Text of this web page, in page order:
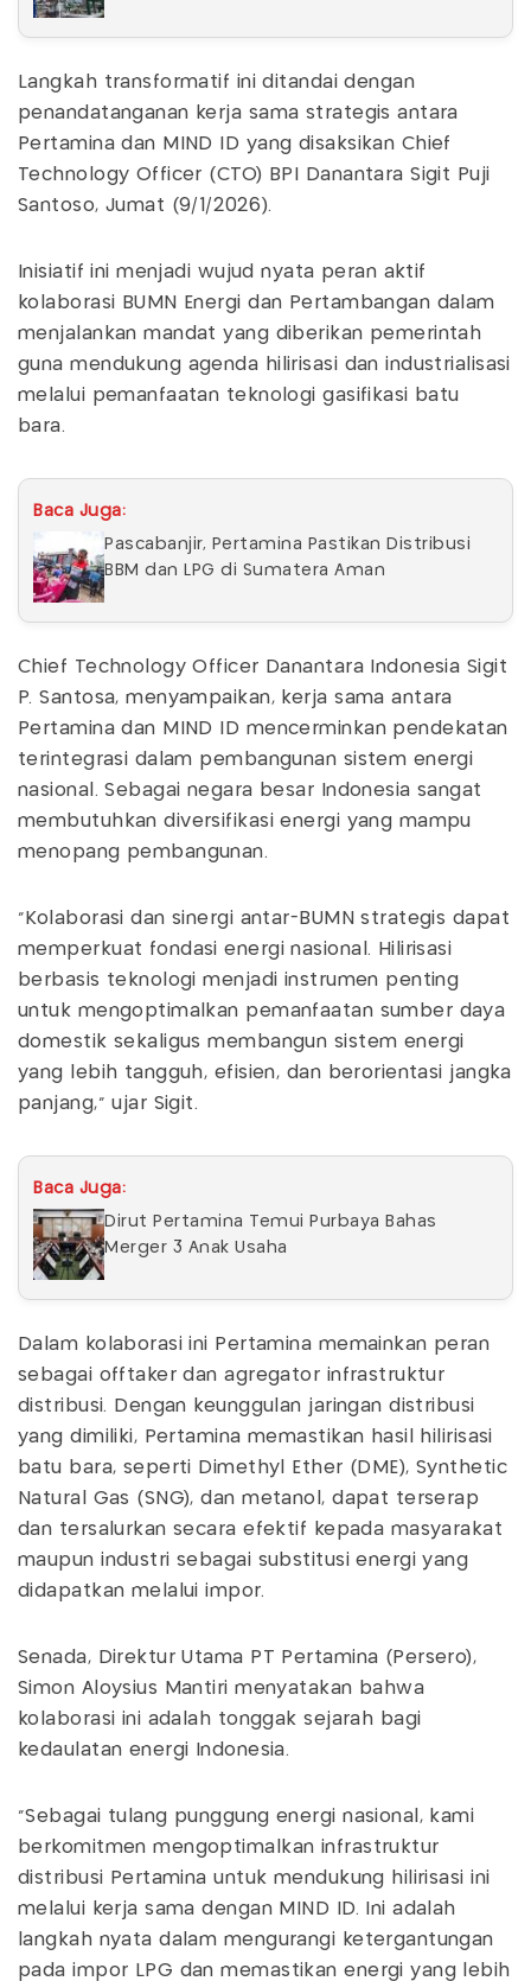
Langkah transformatif ini ditandai dengan
penandatanganan kerja sama strategis antara
Pertamina dan MIND ID yang disaksikan Chief
Technology Officer (CTO) BPI Danantara Sigit Puji
Santoso, Jumat (9/1/2026).
Inisiatif ini menjadi wujud nyata peran aktif
kolaborasi BUMN Energi dan Pertambangan dalam
menjalankan mandat yang diberikan pemerintah
guna mendukung agenda hilirisasi dan industrialisasi
melalui pemanfaatan teknologi gasifikasi batu
bara.
Baca Juga:
Pascabanjir, Pertamina Pastikan Distribusi
BBM dan LPG di Sumatera Aman
Chief Technology Officer Danantara Indonesia Sigit
P. Santosa, menyampaikan, kerja sama antara
Pertamina dan MIND ID mencerminkan pendekatan
terintegrasi dalam pembangunan sistem energi
nasional. Sebagai negara besar Indonesia sangat
membutuhkan diversifikasi energi yang mampu
menopang pembangunan.
"Kolaborasi dan sinergi antar-BUMN strategis dapat
memperkuat fondasi energi nasional. Hilirisasi
berbasis teknologi menjadi instrumen penting
untuk mengoptimalkan pemanfaatan sumber daya
domestik sekaligus membangun sistem energi
yang lebih tangguh, efisien, dan berorientasi jangka
panjang," ujar Sigit.
Baca Juga:
Dirut Pertamina Temui Purbaya Bahas
Merger 3 Anak Usaha
Dalam kolaborasi ini Pertamina memainkan peran
sebagai offtaker dan agregator infrastruktur
distribusi. Dengan keunggulan jaringan distribusi
yang dimiliki, Pertamina memastikan hasil hilirisasi
batu bara, seperti Dimethyl Ether (DME), Synthetic
Natural Gas (SNG), dan metanol, dapat terserap
dan tersalurkan secara efektif kepada masyarakat
maupun industri sebagai substitusi energi yang
didapatkan melalui impor.
Senada, Direktur Utama PT Pertamina (Persero),
Simon Aloysius Mantiri menyatakan bahwa
kolaborasi ini adalah tonggak sejarah bagi
kedaulatan energi Indonesia.
"Sebagai tulang punggung energi nasional, kami
berkomitmen mengoptimalkan infrastruktur
distribusi Pertamina untuk mendukung hilirisasi ini
melalui kerja sama dengan MIND ID. Ini adalah
langkah nyata dalam mengurangi ketergantungan
pada impor LPG dan memastikan energi yang lebih